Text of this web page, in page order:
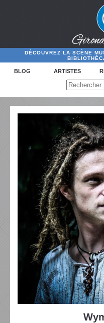
DÉCOUVREZ LA SCÈNE
BLOG ARTISTES